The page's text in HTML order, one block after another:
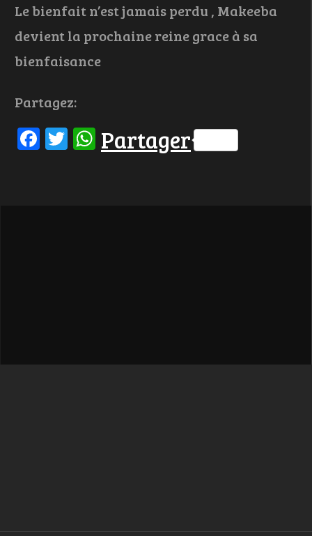
Le bienfait n’est jamais perdu , Makeeba
devient la prochaine reine grace à sa
bienfaisance
Partagez:
Facebook
Twitter
WhatsApp
Partager